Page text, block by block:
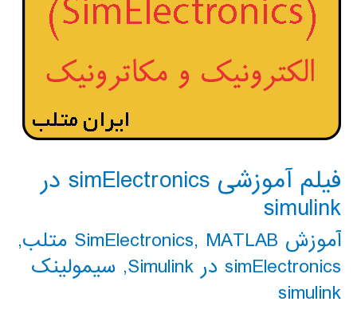
فیلم آموزشی simElectronics در
simulink
آموزش SimElectronics , MATLAB متلب
,
simElectronics در Simulink
, سیمولینک
simulink